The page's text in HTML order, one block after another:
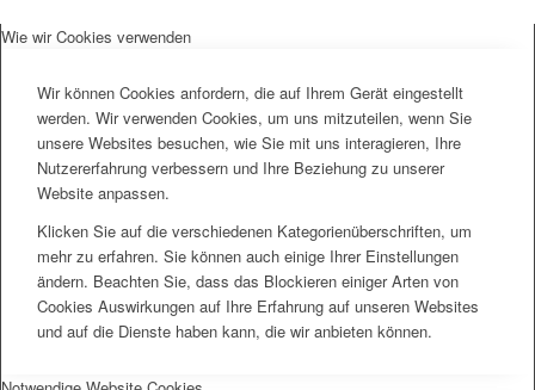
Wie wir Cookies verwenden
Wir können Cookies anfordern, die auf Ihrem Gerät eingestellt
werden. Wir verwenden Cookies, um uns mitzuteilen, wenn Sie
unsere Websites besuchen, wie Sie mit uns interagieren, Ihre
Nutzererfahrung verbessern und Ihre Beziehung zu unserer
Website anpassen.
Klicken Sie auf die verschiedenen Kategorienüberschriften, um
mehr zu erfahren. Sie können auch einige Ihrer Einstellungen
ändern. Beachten Sie, dass das Blockieren einiger Arten von
Cookies Auswirkungen auf Ihre Erfahrung auf unseren Websites
und auf die Dienste haben kann, die wir anbieten können.